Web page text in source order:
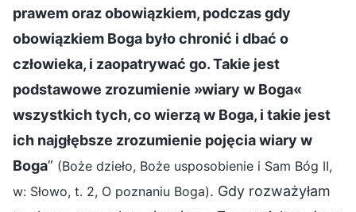
prawem oraz obowiązkiem, podczas gdy
obowiązkiem Boga było chronić i dbać o
człowieka, i zaopatrywać go. Takie jest
podstawowe zrozumienie »wiary w Boga«
wszystkich tych, co wierzą w Boga, i takie jest
ich najgłębsze zrozumienie pojęcia wiary w
Boga” (Boże dzieło, Boże usposobienie i Sam Bóg II,
w: Słowo, t. 2, O poznaniu Boga). Gdy rozważyłam